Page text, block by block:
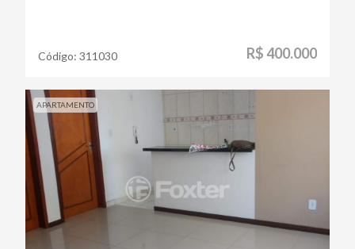
Código: 311030 R$ 400.000
APARTAMENTO